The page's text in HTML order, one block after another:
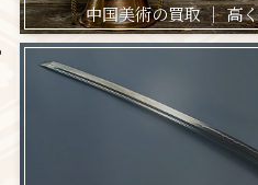
中国美術の買取 ｜ 高